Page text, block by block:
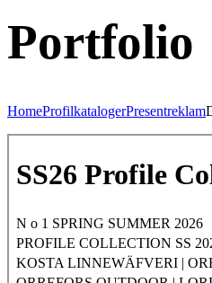
Portfolio
HomeProfilkatalogerPresentreklam